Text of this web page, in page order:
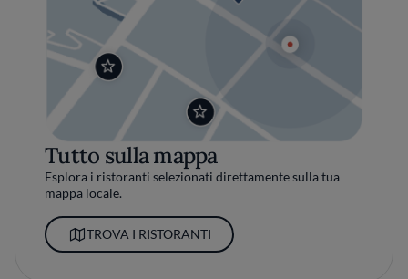
Tutto sulla mappa
Esplora i ristoranti selezionati direttamente sulla tua
mappa locale.
TROVA I RISTORANTI